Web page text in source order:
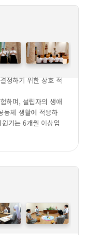
정하기 위한 상호 적
하며, 설립자의 생애
동체 생활에 적응하
기는 6개월 이상입